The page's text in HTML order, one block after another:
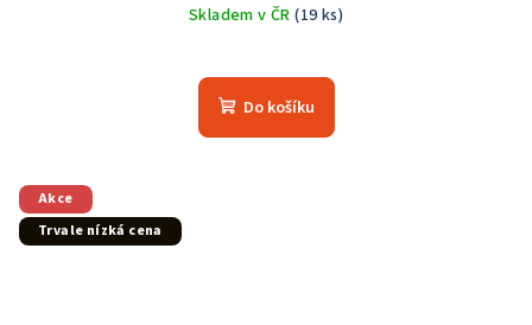
Skladem v ČR(19 ks)
Do košíku
Akce
Trvale nízká cena